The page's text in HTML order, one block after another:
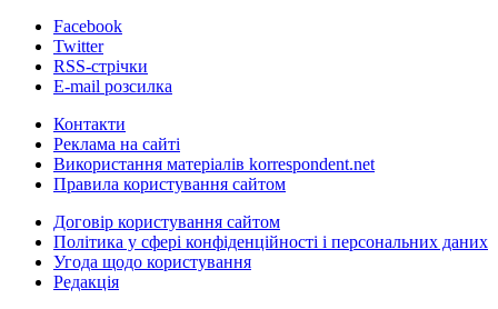
Facebook
Twitter
RSS-стрічки
E-mail розсилка
Контакти
Реклама на сайті
Використання матеріалів korrespondent.net
Правила користування сайтом
Договір користування сайтом
Політика у сфері конфіденційності і персональних даних
Угода щодо користування
Редакція